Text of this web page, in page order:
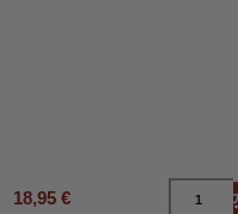
18,95 €